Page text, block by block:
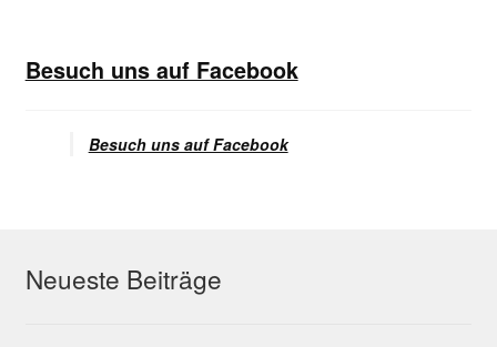
Besuch uns auf Facebook
Besuch uns auf Facebook
Neueste Beiträge